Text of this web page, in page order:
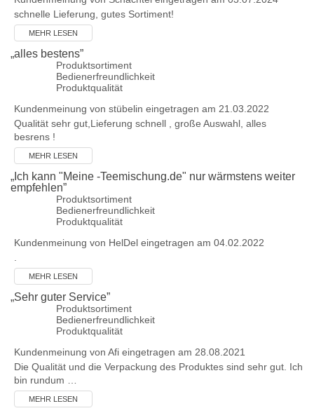
schnelle Lieferung, gutes Sortiment!
MEHR LESEN
„alles bestens”
Produktsortiment
Bedienerfreundlichkeit
Produktqualität
Kundenmeinung von stübelin eingetragen am 21.03.2022
Qualität sehr gut,Lieferung schnell , große Auswahl, alles
besrens !
MEHR LESEN
„ Ich kann "Meine -Teemischung.de" nur wärmstens weiter
empfehlen”
Produktsortiment
Bedienerfreundlichkeit
Produktqualität
Kundenmeinung von HelDel eingetragen am 04.02.2022
.
MEHR LESEN
„Sehr guter Service”
Produktsortiment
Bedienerfreundlichkeit
Produktqualität
Kundenmeinung von Afi eingetragen am 28.08.2021
Die Qualität und die Verpackung des Produktes sind sehr gut. Ich
bin rundum …
MEHR LESEN